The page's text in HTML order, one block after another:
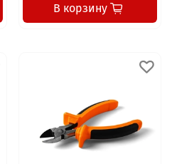
В корзину